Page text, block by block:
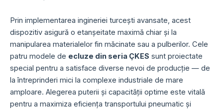
Prin implementarea ingineriei turcești avansate, acest
dispozitiv asigură o etanșeitate maximă chiar și la
manipularea materialelor fin măcinate sau a pulberilor. Cele
patru modele de ecluze din seria ÇKES sunt proiectate
special pentru a satisface diverse nevoi de producție — de
la întreprinderi mici la complexe industriale de mare
amploare. Alegerea puterii și capacității optime este vitală
pentru a maximiza eficiența transportului pneumatic și